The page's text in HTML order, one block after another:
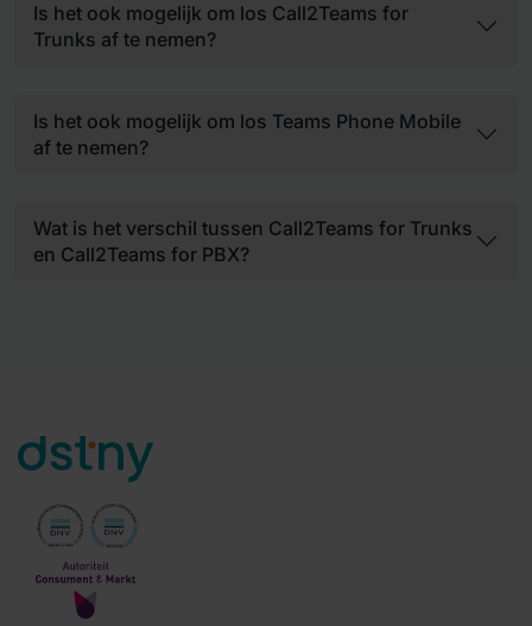
Is het ook mogelijk om los Call2Teams for
Trunks af te nemen?
Is het ook mogelijk om los Teams Phone Mobile
af te nemen?
Wat is het verschil tussen Call2Teams for Trunks
en Call2Teams for PBX?